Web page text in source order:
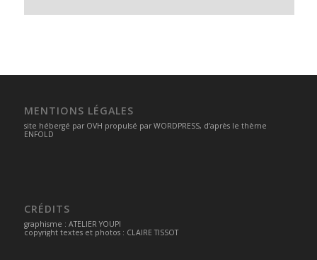
MENTIONS LÉGALES
site hébergé par OVH propulsé parWORDPRESS, d’après le thème
ENFOLD
CRÉDITS
graphisme : ATELIER YOUPI
copyright textes et photos : CLAIRE TISSOT